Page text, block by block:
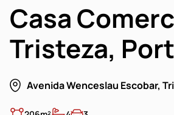
Casa
Tristeza,
Avenida Wenceslau Escobar,